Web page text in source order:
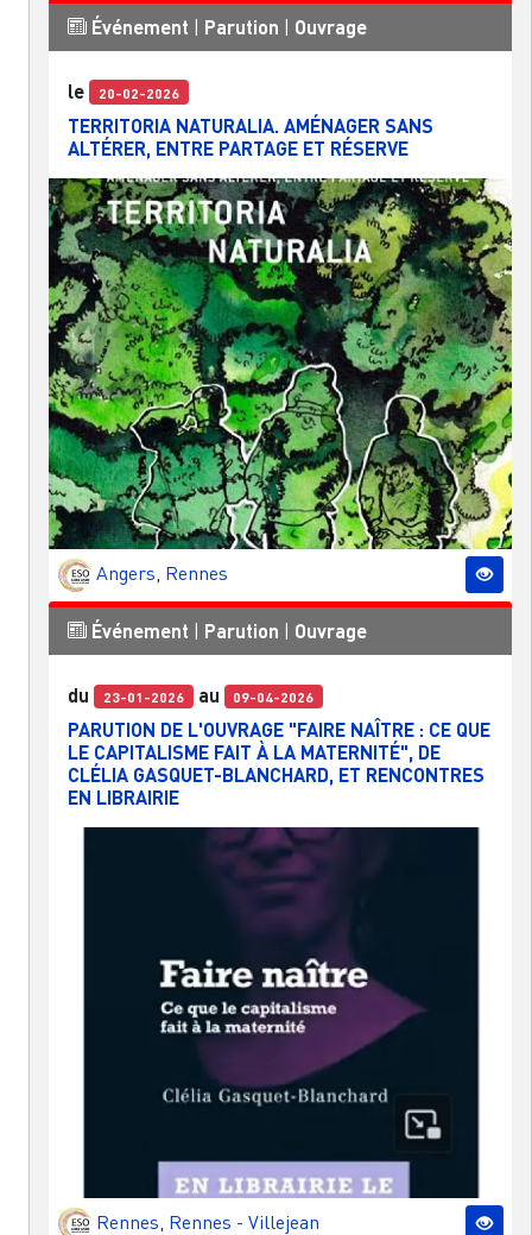
Événement | Parution | Ouvrage
le 20-02-2026
TERRITORIA NATURALIA. AMÉNAGER SANS
ALTÉRER, ENTRE PARTAGE ET RÉSERVE
Angers Rennes
Événement | Parution | Ouvrage
du 23-01-2026 au 09-04-2026
PARUTION DE L'OUVRAGE "FAIRE NAÎTRE : CE QUE
LE CAPITALISME FAIT À LA MATERNITÉ", DE
CLÉLIA GASQUET-BLANCHARD, ET RENCONTRES
EN LIBRAIRIE
Rennes, Rennes - Villejean